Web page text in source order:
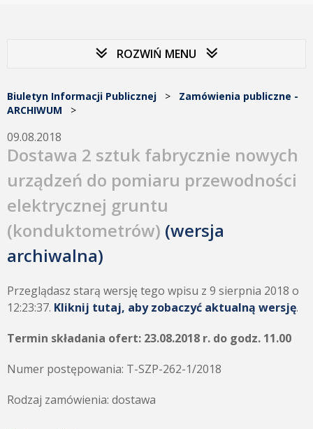
ROZWIŃ MENU
Biuletyn Informacji Publicznej > Zamówienia publiczne -
ARCHIWUM >
09.08.2018
Dostawa 2 sztuk fabrycznie nowych
urządzeń do pomiaru przewodności
elektrycznej gruntu
(konduktometrów) (wersja
archiwalna)
Przeglądasz starą wersję tego wpisu z 9 sierpnia 2018 o
12:23:37. Kliknij tutaj, aby zobaczyć aktualną wersję.
Termin składania ofert: 23.08.2018 r. do godz. 11.00
Numer postępowania: T-SZP-262-1/2018
Rodzaj zamówienia: dostawa